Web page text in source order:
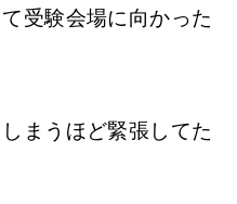
受験会場に向かった
まうほど緊張してた